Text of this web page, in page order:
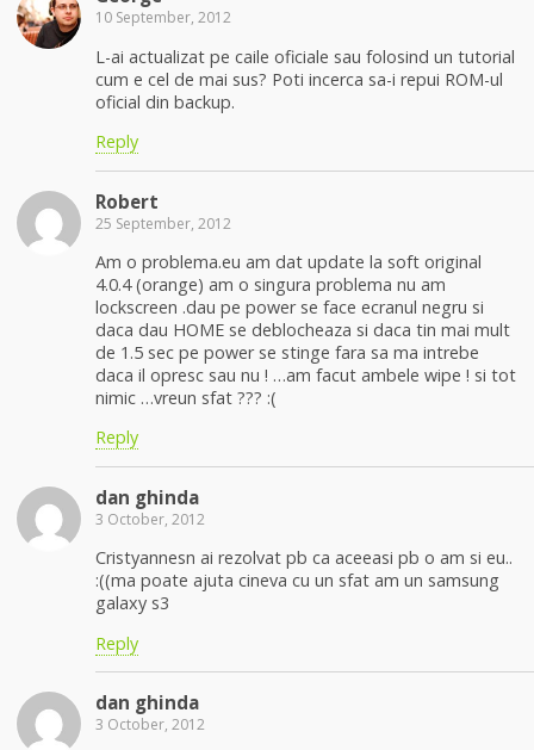
10 September, 2012
L-ai actualizat pe caile oficiale sau folosind un tutorial
cum e cel de mai sus? Poti incerca sa-i repui ROM-ul
oficial din backup.
Reply
Robert
25 September, 2012
Am o problema.eu am dat update la soft original
4.0.4 (orange) am o singura problema nu am
lockscreen .dau pe power se face ecranul negru si
daca dau HOME se deblocheaza si daca tin mai mult
de 1.5 sec pe power se stinge fara sa ma intrebe
daca il opresc sau nu ! …am facut ambele wipe ! si tot
nimic …vreun sfat ??? :(
Reply
dan ghinda
3 October, 2012
Cristyannesn ai rezolvat pb ca aceeasi pb o am si eu..
:((ma poate ajuta cineva cu un sfat am un samsung
galaxy s3
Reply
dan ghinda
3 October, 2012